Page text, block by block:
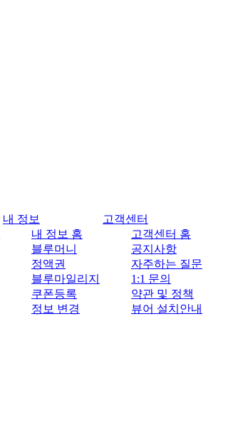
내 정보
내 정보 홈
블루머니
정액권
블루마일리지
쿠폰등록
정보 변경
고객센터
고객센터 홈
공지사항
자주하는 질문
1:1 문의
약관 및 정책
뷰어 설치안내